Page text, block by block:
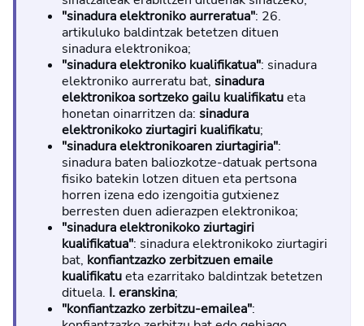
"sinadura elektroniko aurreratua": 26.
artikuluko baldintzak betetzen dituen
sinadura elektronikoa;
"sinadura elektroniko kualifikatua": sinadura
elektroniko aurreratu bat, sinadura
elektronikoa sortzeko gailu kualifikatueta
honetan oinarritzen da: sinadura
elektronikoko ziurtagiri kualifikatu;
"sinadura elektronikoaren ziurtagiria":
sinadura baten baliozkotze-datuak pertsona
fisiko batekin lotzen dituen eta pertsona
horren izena edo izengoitia gutxienez
berresten duen adierazpen elektronikoa;
"sinadura elektronikoko ziurtagiri
kualifikatua": sinadura elektronikoko ziurtagiri
bat, konfiantzazko zerbitzuen emaile
kualifikatueta ezarritako baldintzak betetzen
dituela. I. eranskina;
"konfiantzazko zerbitzu-emailea":